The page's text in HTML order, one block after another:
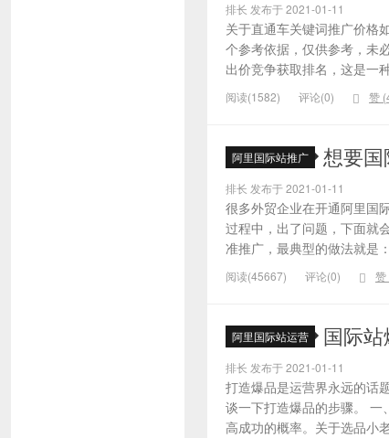
排长 发布于 2021-01-11
关于直通车关键词推广价格
个参考依据，仅供参考，未
出价竞争获取排名，这是一
阅读(1582) 评论(0) 赞 (
阿里国际站推广 想要
排长 发布于 2021-01-11
很多外贸企业在开通阿里国
过程中，出了问题，下面就
准推广，最典型的做法就是
阅读(45667) 评论(0) 赞
阿里国际站运营 国际
排长 发布于 2021-01-11
打造爆品是运营界永远的话
谈一下打造爆品的步骤。 一
高成功的概率。关于选品小